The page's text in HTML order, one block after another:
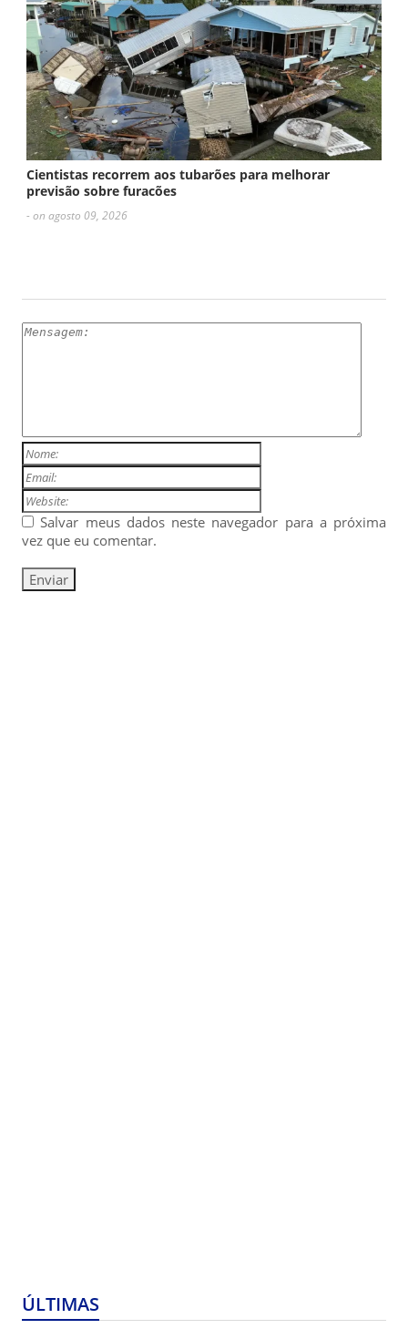
Cientistas recorrem aos tubarões para melhorar
previsão sobre furacões
- on agosto 09, 2026
Salvar meus dados neste navegador para a próxima
vez que eu comentar.
ÚLTIMAS